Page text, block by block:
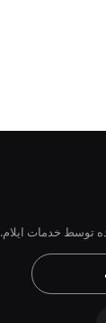
توسط خدمات ایلام.